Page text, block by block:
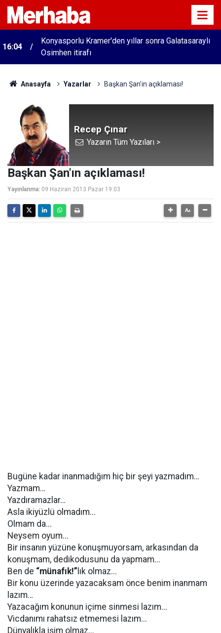
16:04
Konyasporlu Kramer'den yıllar sonra Galatasaraylı
Osimhen itirafı
Anasayfa Yazarlar Başkan Şan'ın açıklaması!
Recep Çınar
Yazarın Tüm Yazıları >
Başkan Şan'ın açıklaması!
Yayınlanma: 09 Haziran 2013 Pazar 19:03
Bugüne kadar inanmadığım hiç bir şeyi yazmadım…
Yazmam…
Yazdıramazlar…
Asla ikiyüzlü olmadım...
Olmam da...
Neysem oyum...
Bir insanın yüzüne konuşmuyorsam, arkasından da
konuşmam, dedikodusunu da yapmam...
Ben de “münafık!” lık olmaz...
Bir konu üzerinde yazacaksam önce benim inanmam
lazım…
Yazacağım konunun içime sinmesi lazım...
Vicdanımı rahatsız etmemesi lazım...
Dünyalıkla işim olmaz...